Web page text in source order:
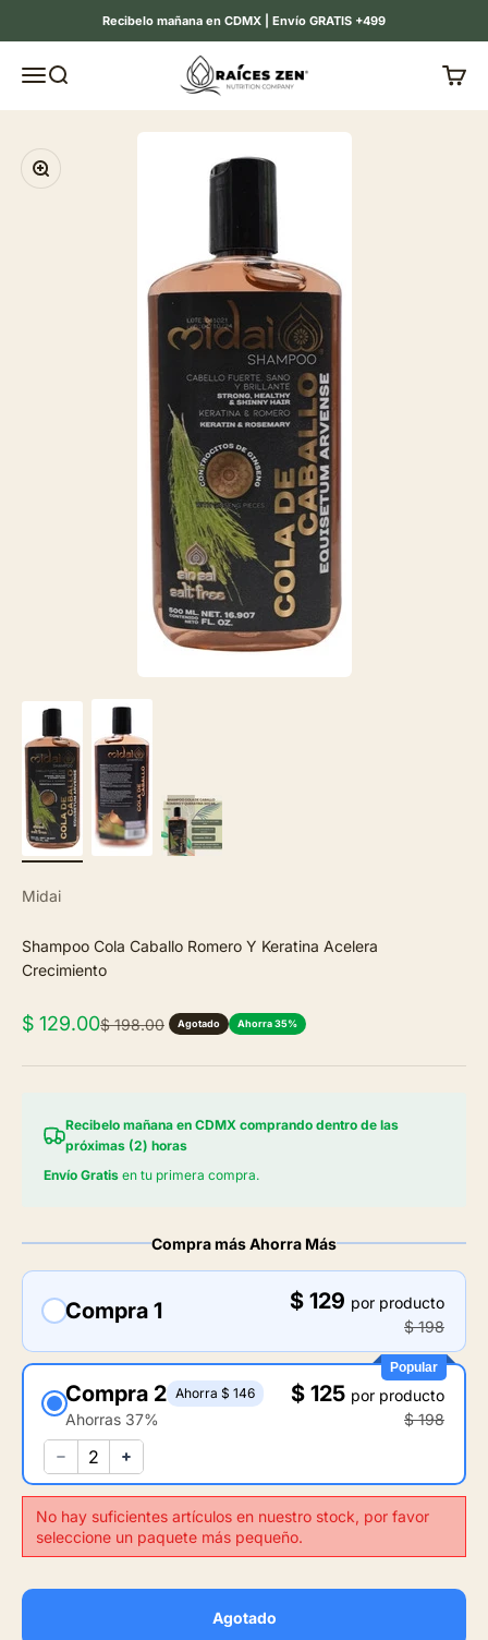
Recibelo mañana en CDMX | Envío GRATIS +499
MenúBuscar Raíces Zen Carrito
Zoom
Midai
Shampoo Cola Caballo Romero Y Keratina Acelera
Crecimiento
Precio de oferta
$ 129.00Precio normal
$ 198.00 Agotado Ahorra 35%
Recibelo mañana en CDMX comprando dentro de las
próximas (2) horas
Envío Gratis en tu primera compra.
Compra más Ahorra Más
Compra 1 $ 129 por producto
$ 198
Popular
Compra 2 Ahorra $ 146
Ahorras 37%
$ 125 por producto
$ 198
No hay suficientes artículos en nuestro stock, por favor
seleccione un paquete más pequeño.
Agotado